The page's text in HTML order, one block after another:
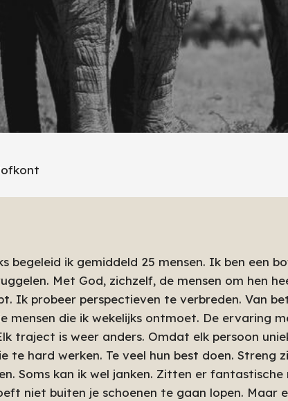
begeleid ik gemiddeld 25 mensen. Ik ben een
Met God, zichzelf, de mensen om hen
Ik probeer perspectieven te verbreden. Van
mensen die ik wekelijks ontmoet. De ervaring
traject is weer anders. Omdat elk persoon
te hard werken. Te veel hun best doen. Streng
Soms kan ik wel janken. Zitten er
niet buiten je schoenen te gaan lopen. Maar